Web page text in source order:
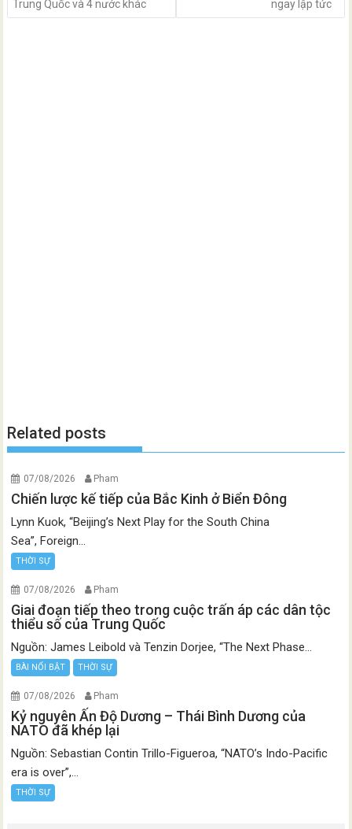
Trung Quốc và 4 nước khác ngay lập tức
Related posts
07/08/2026 Pham
Chiến lược kế tiếp của Bắc Kinh ở Biển Đông
Lynn Kuok, “Beijing’s Next Play for the South China
Sea”, Foreign...
THỜI SỰ
07/08/2026 Pham
Giai đoạn tiếp theo trong cuộc trấn áp các dân tộc
thiểu số của Trung Quốc
Nguồn: James Leibold và Tenzin Dorjee, “The Next Phase...
BÀI NỔI BẬT THỜI SỰ
07/08/2026 Pham
Kỷ nguyên Ấn Độ Dương – Thái Bình Dương của
NATO đã khép lại
Nguồn: Sebastian Contin Trillo-Figueroa, “NATO’s Indo-Pacific
era is over”,...
THỜI SỰ